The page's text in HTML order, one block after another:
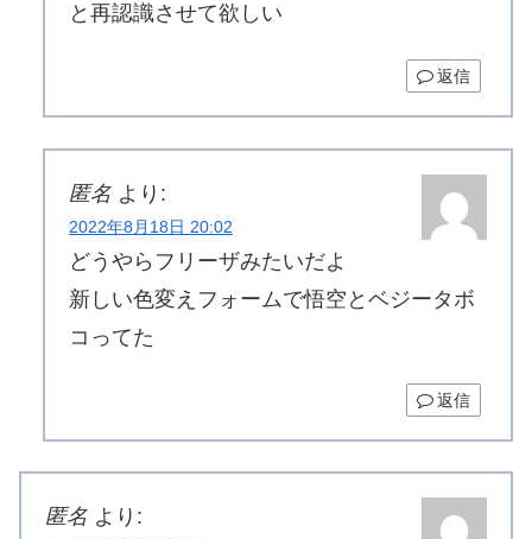
と再認識させて欲しい
返信
匿名 より:
2022年8月18日 20:02
どうやらフリーザみたいだよ
新しい色変えフォームで悟空とベジータボ
コってた
返信
匿名 より: